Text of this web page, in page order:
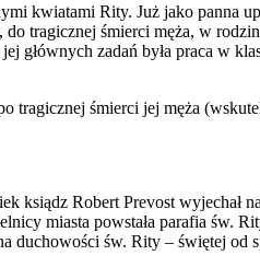
kwiatami Rity. Już jako panna
do tragicznej śmierci męża, w
głównych zadań była praca w
tragicznej śmierci jej męża
ksiądz Robert Prevost wyjechał
miasta powstała parafia św.
duchowości św. Rity – świętej od